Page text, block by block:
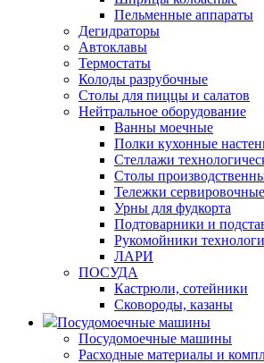
Пельменные аппараты
Дегидраторы
Автоклавы
Термостаты
Колоды разрубочные
Столы для пиццы и салатов
Нейтральное оборудование
Ванны моечные
Полки кухонные
Стеллажи
Столы
Тележки сервировочные
Урны для фудкорта
Подтоварники и
Рукомойники
ЛАРИ
ПОСУДА
Кастрюли, сотейники
Сковороды, казаны
Посудомоечные машины
Посудомоечные машины
Расходные материалы и